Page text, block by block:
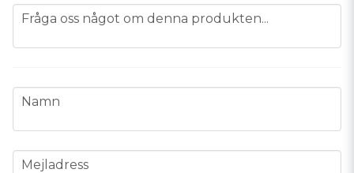
question
Fråga oss något om denna produkten...
name
Namn
email
Mejladress